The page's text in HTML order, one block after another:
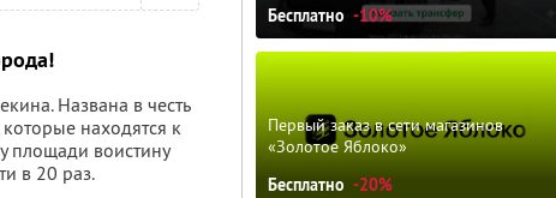
Названа в честь
находятся к
площади воистину
в 20 раз.
Бесплатно -10%
Первый заказ в сети магазинов
«Золотое Яблоко»
Бесплатно -20%